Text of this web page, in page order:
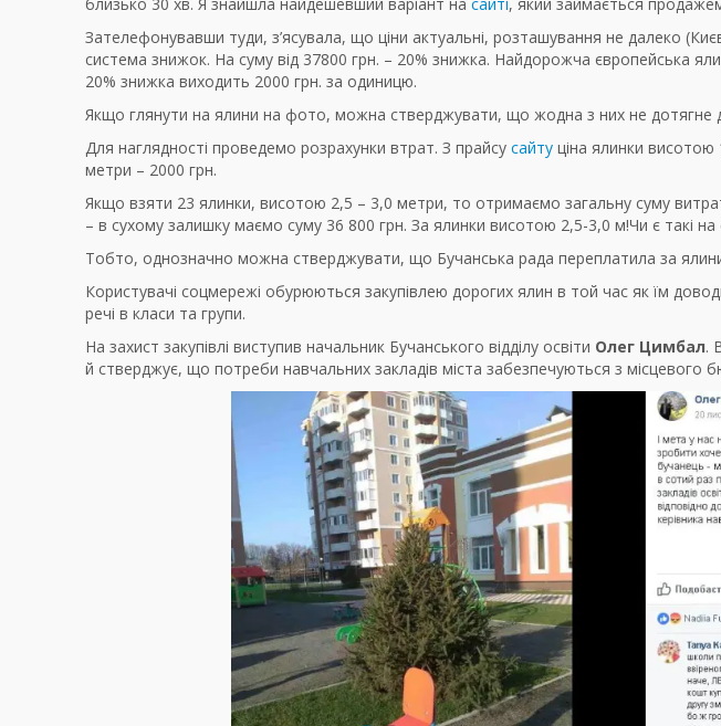
Зателефонувавши туди, з’ясувала, що ціни актуальні, розташування не далеко
система знижок. На суму від 37800 грн. – 20% знижка. Найдорожча європейська
20% знижка виходить 2000 грн. за одиницю.
Якщо глянути на ялини на фото, можна стверджувати, що жодна з них не дотягне
Для наглядності проведемо розрахунки втрат. З прайсу сайту ціна ялинки
метри – 2000 грн.
Якщо взяти 23 ялинки, висотою 2,5 – 3,0 метри, то отримаємо загальну суму
– в сухому залишку маємо суму 36 800 грн. За ялинки висотою 2,5-3,0 м!Чи є такі на
Тобто, однозначно можна стверджувати, що Бучанська рада переплатила за
Користувачі соцмережі обурюються закупівлею дорогих ялин в той час як їм
речі в класи та групи.
На захист закупівлі виступив начальник Бучанського відділу освіти Олег Цимбал.
й стверджує, що потреби навчальних закладів міста забезпечуються з місцевого